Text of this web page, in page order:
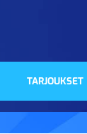
TARJOUKSET